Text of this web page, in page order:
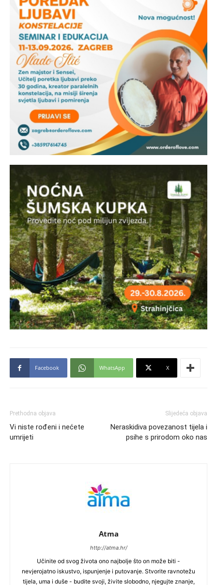
Facebook WhatsApp X
Prethodna objava
Vi niste rođeni i nećete
umrijeti
Slijedeća objava
Neraskidiva povezanost tijela i
psihe s prirodom oko nas
Atma
http://atma.hr/
Učinite od svog života ono najbolje što on može biti -
nevjerojatno iskustvo, ispunjenje i putovanje. Stvorite ravnotežu
tijela, uma i duše - budite svoji, živite slobodno, njegujte znanje,